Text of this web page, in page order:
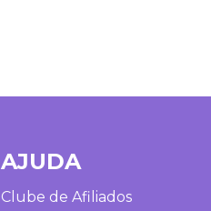
AJUDA
Clube de Afiliados